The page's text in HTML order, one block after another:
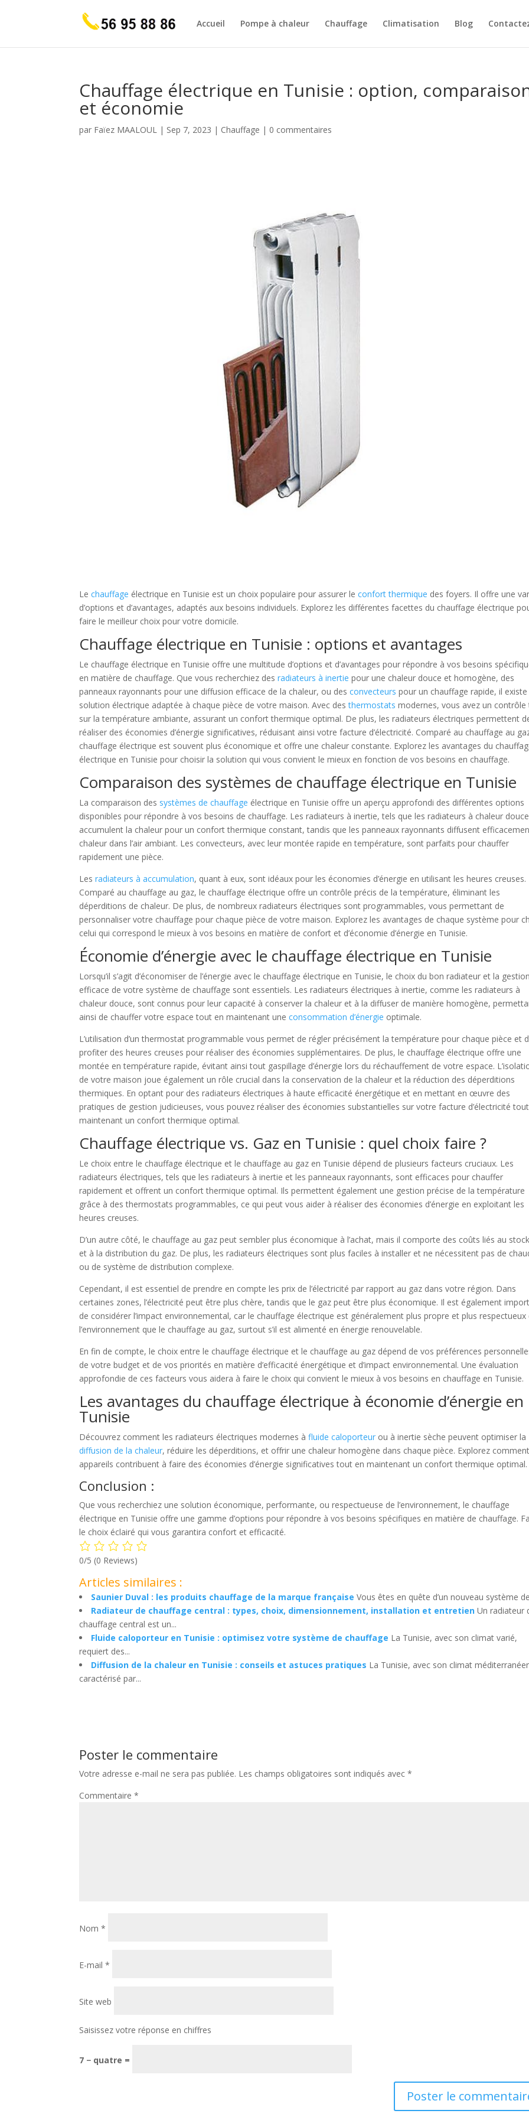
Accueil Pompe à chaleur Chauffage Climatisation Blog
Chauffage électrique en Tunisie : option,
et économie
par Faïez MAALOUL | Sep 7, 2023 | Chauffage | 0 commentaires
Lechauffage électrique en Tunisie est un choix populaire pour assurer leconfort thermique des foyers. Il offre une
d’options et d’avantages, adaptés aux besoins individuels. Explorez les différentes facettes du chauffage électrique
faire le meilleur choix pour votre domicile.
Chauffage électrique en Tunisie : options et avantages
Le chauffage électrique en Tunisie offre une multitude d’options et d’avantages pour répondre à vos besoins
en matière de chauffage. Que vous recherchiez desradiateurs à inertie pour une chaleur douce et homogène, des
panneaux rayonnants pour une diffusion efficace de la chaleur, ou desconvecteurs pour un chauffage rapide, il existe
solution électrique adaptée à chaque pièce de votre maison. Avec desthermostats modernes, vous avez un contrôle
sur la température ambiante, assurant un confort thermique optimal. De plus, les radiateurs électriques permettent
réaliser des économies d’énergie significatives, réduisant ainsi votre facture d’électricité. Comparé au chauffage au
chauffage électrique est souvent plus économique et offre une chaleur constante. Explorez les avantages du
électrique en Tunisie pour choisir la solution qui vous convient le mieux en fonction de vos besoins en chauffage.
Comparaison des systèmes de chauffage électrique en Tunisie
La comparaison des systèmes de chauffage électrique en Tunisie offre un aperçu approfondi des différentes options
disponibles pour répondre à vos besoins de chauffage. Les radiateurs à inertie, tels que les radiateurs à chaleur
accumulent la chaleur pour un confort thermique constant, tandis que les panneaux rayonnants diffusent
chaleur dans l’air ambiant. Les convecteurs, avec leur montée rapide en température, sont parfaits pour chauffer
rapidement une pièce.
Lesradiateurs à accumulation, quant à eux, sont idéaux pour les économies d’énergie en utilisant les heures creuses.
Comparé au chauffage au gaz, le chauffage électrique offre un contrôle précis de la température, éliminant les
déperditions de chaleur. De plus, de nombreux radiateurs électriques sont programmables, vous permettant de
personnaliser votre chauffage pour chaque pièce de votre maison. Explorez les avantages de chaque système pour
celui qui correspond le mieux à vos besoins en matière de confort et d’économie d’énergie en Tunisie.
Économie d’énergie avec le chauffage électrique en Tunisie
Lorsqu’il s’agit d’économiser de l’énergie avec le chauffage électrique en Tunisie, le choix du bon radiateur et la gestion
efficace de votre système de chauffage sont essentiels. Les radiateurs électriques à inertie, comme les radiateurs à
chaleur douce, sont connus pour leur capacité à conserver la chaleur et à la diffuser de manière homogène,
ainsi de chauffer votre espace tout en maintenant uneconsommation d’énergie optimale.
L’utilisation d’un thermostat programmable vous permet de régler précisément la température pour chaque pièce et
profiter des heures creuses pour réaliser des économies supplémentaires. De plus, le chauffage électrique offre une
montée en température rapide, évitant ainsi tout gaspillage d’énergie lors du réchauffement de votre espace.
de votre maison joue également un rôle crucial dans la conservation de la chaleur et la réduction des déperditions
thermiques. En optant pour des radiateurs électriques à haute efficacité énergétique et en mettant en œuvre des
pratiques de gestion judicieuses, vous pouvez réaliser des économies substantielles sur votre facture d’électricité
maintenant un confort thermique optimal.
Chauffage électrique vs. Gaz en Tunisie : quel choix faire ?
Le choix entre le chauffage électrique et le chauffage au gaz en Tunisie dépend de plusieurs facteurs cruciaux. Les
radiateurs électriques, tels que les radiateurs à inertie et les panneaux rayonnants, sont efficaces pour chauffer
rapidement et offrent un confort thermique optimal. Ils permettent également une gestion précise de la température
grâce à des thermostats programmables, ce qui peut vous aider à réaliser des économies d’énergie en exploitant les
heures creuses.
D’un autre côté, le chauffage au gaz peut sembler plus économique à l’achat, mais il comporte des coûts liés au
et à la distribution du gaz. De plus, les radiateurs électriques sont plus faciles à installer et ne nécessitent pas de
ou de système de distribution complexe.
Cependant, il est essentiel de prendre en compte les prix de l’électricité par rapport au gaz dans votre région. Dans
certaines zones, l’électricité peut être plus chère, tandis que le gaz peut être plus économique. Il est également
de considérer l’impact environnemental, car le chauffage électrique est généralement plus propre et plus respectueux
l’environnement que le chauffage au gaz, surtout s’il est alimenté en énergie renouvelable.
En fin de compte, le choix entre le chauffage électrique et le chauffage au gaz dépend de vos préférences
de votre budget et de vos priorités en matière d’efficacité énergétique et d’impact environnemental. Une évaluation
approfondie de ces facteurs vous aidera à faire le choix qui convient le mieux à vos besoins en chauffage en Tunisie.
Les avantages du chauffage électrique à économie d’énergie en
Tunisie
Découvrez comment les radiateurs électriques modernes àfluide caloporteur ou à inertie sèche peuvent optimiser la
diffusion de la chaleur, réduire les déperditions, et offrir une chaleur homogène dans chaque pièce. Explorez
appareils contribuent à faire des économies d’énergie significatives tout en maintenant un confort thermique optimal.
Conclusion :
Que vous recherchiez une solution économique, performante, ou respectueuse de l’environnement, le chauffage
électrique en Tunisie offre une gamme d’options pour répondre à vos besoins spécifiques en matière de chauffage.
le choix éclairé qui vous garantira confort et efficacité.
0/5 (0 Reviews)
Articles similaires :
Saunier Duval : les produits chauffage de la marque française Vous êtes en quête d’un nouveau système
Radiateur de chauffage central : types, choix, dimensionnement, installation et entretien Un radiateur
chauffage central est un...
Fluide caloporteur en Tunisie : optimisez votre système de chauffage La Tunisie, avec son climat varié,
requiert des...
Diffusion de la chaleur en Tunisie : conseils et astuces pratiques La Tunisie, avec son climat
caractérisé par...
Poster le commentaire
Votre adresse e-mail ne sera pas publiée. Les champs obligatoires sont indiqués avec*
Commentaire*
Nom*
E-mail*
Site web
Saisissez votre réponse en chiffres
7 − quatre =